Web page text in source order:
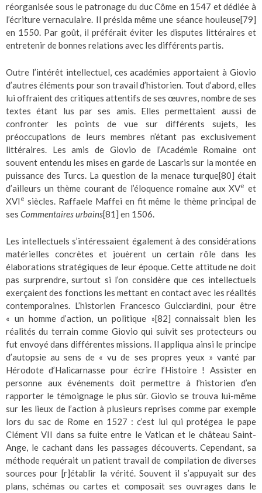
réorganisée sous le patronage du duc Côme en 1547 et dédiée à
l’écriture vernaculaire. Il présida même une séance houleuse[79]
en 1550. Par goût, il préférait éviter les disputes littéraires et
entretenir de bonnes relations avec les différents partis.
Outre l’intérêt intellectuel, ces académies apportaient à Giovio
d’autres éléments pour son travail d’historien. Tout d’abord, elles
lui offraient des critiques attentifs de ses œuvres, nombre de ses
textes étant lus par ses amis. Elles permettaient aussi de
confronter les points de vue sur différents sujets, les
préoccupations de leurs membres n’étant pas exclusivement
littéraires. Les amis de Giovio de l’Académie Romaine ont
souvent entendu les mises en garde de Lascaris sur la montée en
puissance des Turcs. La question de la menace turque[80] était
d’ailleurs un thème courant de l’éloquence romaine aux XVe et
XVI e siècles. Raffaele Maffei en fit même le thème principal de
ses Commentaires urbains[81] en 1506.
Les intellectuels s’intéressaient également à des considérations
matérielles concrètes et jouèrent un certain rôle dans les
élaborations stratégiques de leur époque. Cette attitude ne doit
pas surprendre, surtout si l’on considère que ces intellectuels
exerçaient des fonctions les mettant en contact avec les réalités
contemporaines. L’historien Francesco Guicciardini, pour être
« un homme d’action, un politique »[82] connaissait bien les
réalités du terrain comme Giovio qui suivit ses protecteurs ou
fut envoyé dans différentes missions. Il appliqua ainsi le principe
d’autopsie au sens de « vu de ses propres yeux » vanté par
Hérodote d’Halicarnasse pour écrire l’Histoire ! Assister en
personne aux événements doit permettre à l’historien d’en
rapporter le témoignage le plus sûr. Giovio se trouva lui-même
sur les lieux de l’action à plusieurs reprises comme par exemple
lors du sac de Rome en 1527 : c’est lui qui protégea le pape
Clément VII dans sa fuite entre le Vatican et le château Saint-
Ange, le cachant dans les passages découverts. Cependant, sa
méthode requérait un patient travail de compilation de diverses
sources pour [r]établir la vérité. Souvent il s’appuyait sur des
plans, schémas ou cartes et composait ses ouvrages dans le